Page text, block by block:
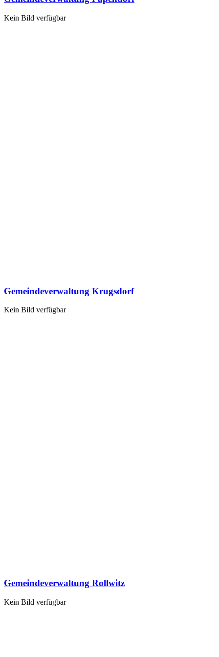
Kein Bild verfügbar
Gemeindeverwaltung Krugsdorf
Kein Bild verfügbar
Gemeindeverwaltung Rollwitz
Kein Bild verfügbar